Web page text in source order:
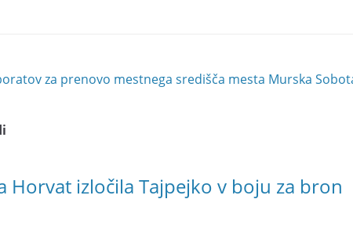
za prenovo mestnega središča mesta Murska
Horvat izločila Tajpejko v boju za bron